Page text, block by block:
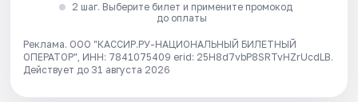
2 шаг. Выберите билет и примените промокод
до оплаты
Реклама. ООО "КАССИР.РУ-НАЦИОНАЛЬНЫЙ БИЛЕТНЫЙ
ОПЕРАТОР", ИНН: 7841075409 erid: 25H8d7vbP8SRTvHZrUcdLB.
Действует до 31 августа 2026